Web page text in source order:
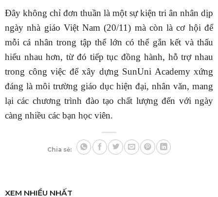
Đây không chỉ đơn thuần là một sự kiện tri ân nhân dịp
ngày nhà giáo Việt Nam (20/11) mà còn là cơ hội để
mỗi cá nhân trong tập thể lớn có thể gắn kết và thấu
hiểu nhau hơn, từ đó tiếp tục đồng hành, hỗ trợ nhau
trong công việc để xây dựng SunUni Academy xứng
đáng là môi trường giáo dục hiện đại, nhân văn, mang
lại các chương trình đào tạo chất lượng đến với ngày
càng nhiều các bạn học viên.
Chia sẻ:
XEM NHIỀU NHẤT